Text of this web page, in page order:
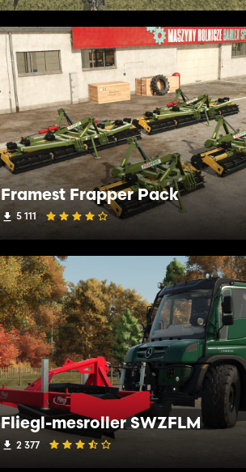
Framest Frapper Pack
5 111
Fliegl-mesroller SWZFLM
2 377